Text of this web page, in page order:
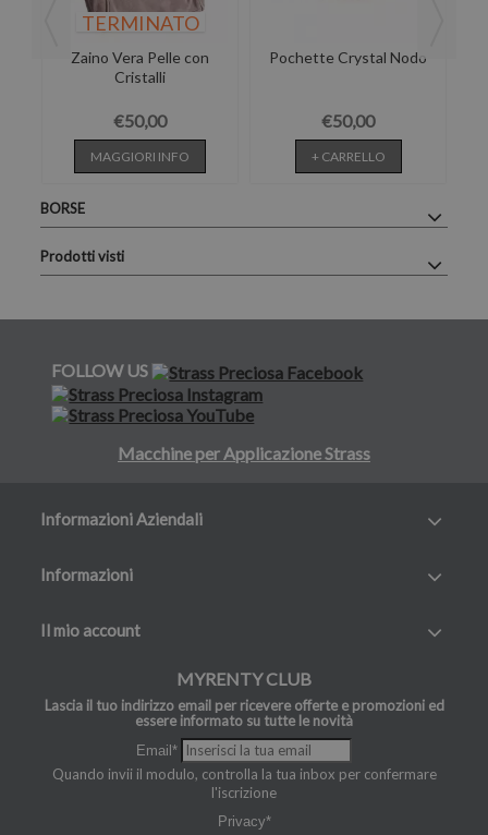
TERMINATO
Zaino Vera Pelle con
Cristalli
€50,00
MAGGIORI INFO
Pochette Crystal Nodo
€50,00
+ CARRELLO
BORSE
Prodotti visti
FOLLOW US
Macchine per Applicazione Strass
Informazioni Aziendali
Informazioni
Il mio account
MYRENTY CLUB
Lascia il tuo indirizzo email per ricevere offerte e promozioni ed
essere informato su tutte le novità
Email*
Quando invii il modulo, controlla la tua inbox per confermare
l'iscrizione
Privacy*